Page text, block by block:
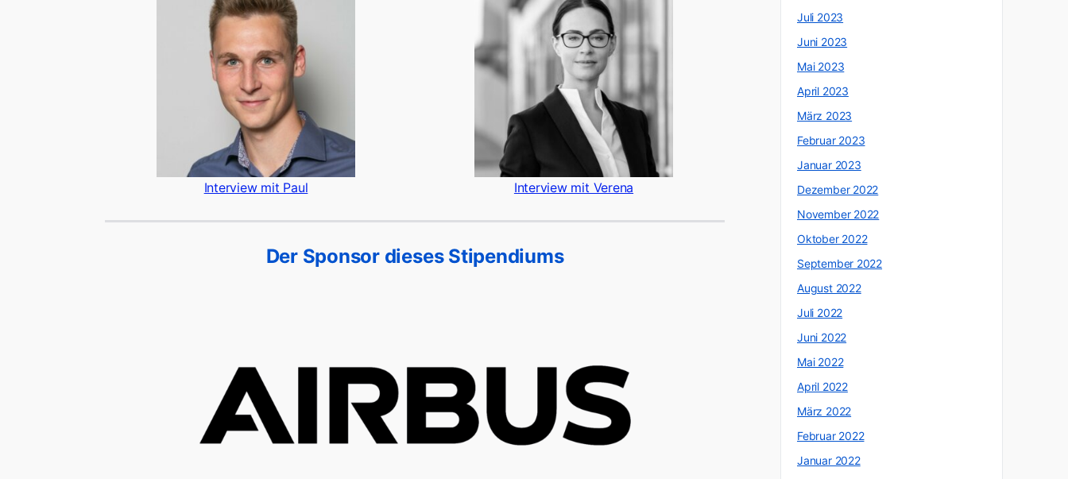
Interview mit Paul Interview mit Verena
Der Sponsor dieses Stipendiums
Juli 2023
Juni 2023
Mai 2023
April 2023
März 2023
Februar 2023
Januar 2023
Dezember 2022
November 2022
Oktober 2022
September 2022
August 2022
Juli 2022
Juni 2022
Mai 2022
April 2022
März 2022
Februar 2022
Januar 2022